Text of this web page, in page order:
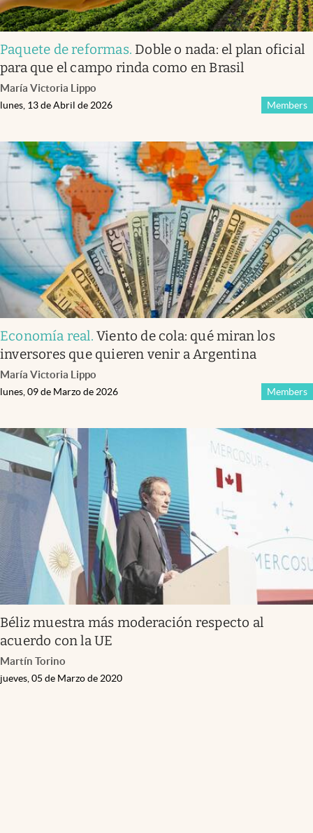
Paquete de reformas. Doble o nada: el plan oficial
para que el campo rinda como en Brasil
María Victoria Lippo
Members
lunes, 13 de Abril de 2026
Economía real.Viento de cola: qué miran los
inversores que quieren venir a Argentina
María Victoria Lippo
Members
lunes, 09 de Marzo de 2026
Béliz muestra más moderación respecto al
acuerdo con la UE
Martín Torino
jueves, 05 de Marzo de 2020